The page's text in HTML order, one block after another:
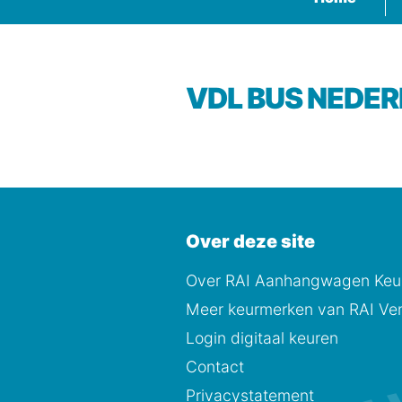
VDL BUS
Over deze site
Over RAI Aanhangwagen
Meer keurmerken van RAI
Login digitaal keuren
Contact
Privacystatement